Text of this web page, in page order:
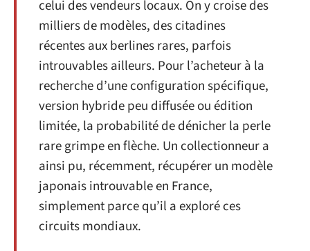
celui des vendeurs locaux. On y croise des
milliers de modèles, des citadines
récentes aux berlines rares, parfois
introuvables ailleurs. Pour l’acheteur à la
recherche d’une configuration spécifique,
version hybride peu diffusée ou édition
limitée, la probabilité de dénicher la perle
rare grimpe en flèche. Un collectionneur a
ainsi pu, récemment, récupérer un modèle
japonais introuvable en France,
simplement parce qu’il a exploré ces
circuits mondiaux.